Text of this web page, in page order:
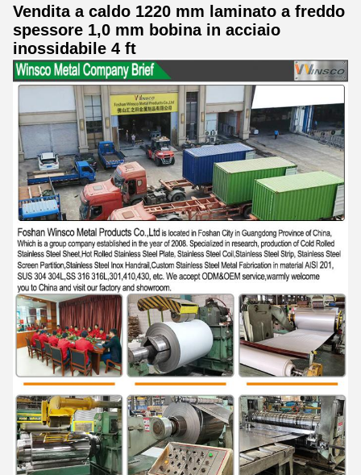
Vendita a caldo 1220 mm laminato a freddo
spessore 1,0 mm bobina in acciaio
inossidabile 4 ft